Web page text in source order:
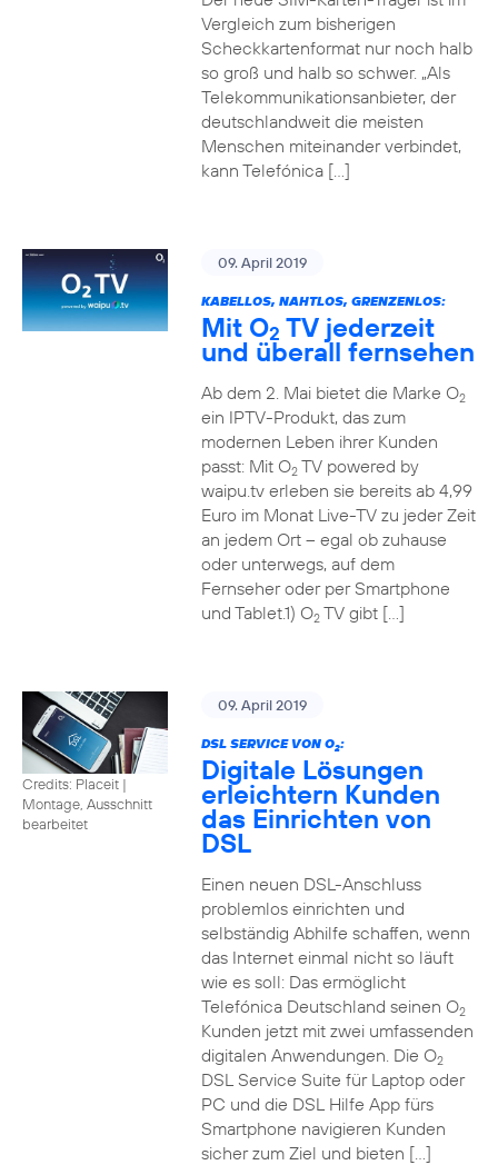
Vergleich zum bisherigen
Scheckkartenformat nur noch halb
so groß und halb so schwer. „Als
Telekommunikationsanbieter, der
deutschlandweit die meisten
Menschen miteinander verbindet,
kann Telefónica […]
09. April 2019
KABELLOS, NAHTLOS, GRENZENLOS:
Mit O2 TV jederzeit
und überall fernsehen
Ab dem 2. Mai bietet die Marke O2
ein IPTV-Produkt, das zum
modernen Leben ihrer Kunden
passt: Mit O2TV powered by
waipu.tv erleben sie bereits ab 4,99
Euro im Monat Live-TV zu jeder Zeit
an jedem Ort – egal ob zuhause
oder unterwegs, auf dem
Fernseher oder per Smartphone
und Tablet.1) O2TV gibt […]
Credits: Placeit |
Montage, Ausschnitt
bearbeitet
09. April 2019
DSL SERVICE VON O2:
Digitale Lösungen
erleichtern Kunden
das Einrichten von
DSL
Einen neuen DSL-Anschluss
problemlos einrichten und
selbständig Abhilfe schaffen, wenn
das Internet einmal nicht so läuft
wie es soll: Das ermöglicht
Telefónica Deutschland seinen O2
Kunden jetzt mit zwei umfassenden
digitalen Anwendungen. Die O2
DSL Service Suite für Laptop oder
PC und die DSL Hilfe App fürs
Smartphone navigieren Kunden
sicher zum Ziel und bieten […]